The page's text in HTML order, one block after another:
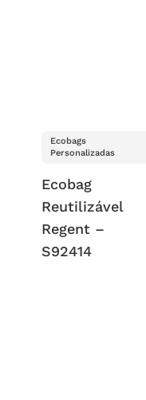
Ecobags
Personalizadas
Ecobag
Reutilizável
Regent –
S92414